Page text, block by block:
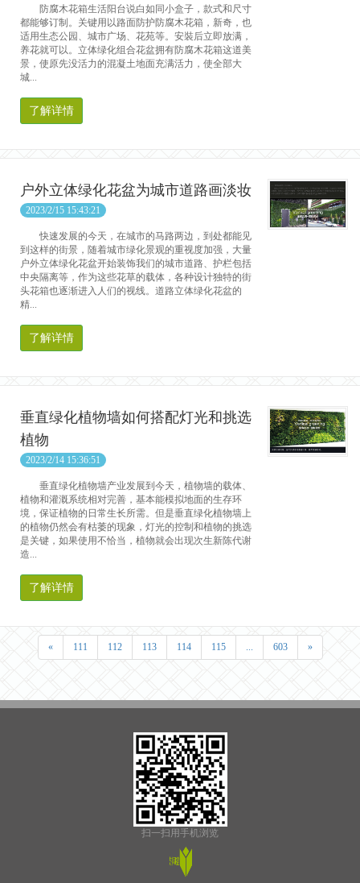
防腐木花箱生活阳台说白如同小盒子，款式和尺寸
都能够订制。关键用以路面防护防腐木花箱，新奇，也
适用生态公园、城市广场、花苑等。安裝后立即放满，
养花就可以。立体绿化组合花盆拥有防腐木花箱这道美
景，使原先没活力的混凝土地面充满活力，使全部大
城...
了解详情
户外立体绿化花盆为城市道路画淡妆
2023/2/15 15:43:21
快速发展的今天，在城市的马路两边，到处都能见
到这样的街景，随着城市绿化景观的重视度加强，大量
户外立体绿化花盆开始装饰我们的城市道路、护栏包括
中央隔离等，作为这些花草的载体，各种设计独特的街
头花箱也逐渐进入人们的视线。道路立体绿化花盆的
精...
了解详情
垂直绿化植物墙如何搭配灯光和挑选
植物
2023/2/14 15:36:51
垂直绿化植物墙产业发展到今天，植物墙的载体、
植物和灌溉系统相对完善，基本能模拟地面的生存环
境，保证植物的日常生长所需。但是垂直绿化植物墙上
的植物仍然会有枯萎的现象，灯光的控制和植物的挑选
是关键，如果使用不恰当，植物就会出现次生新陈代谢
造...
了解详情
« 111 112 113 114 115 ... 603 »
扫一扫用手机浏览